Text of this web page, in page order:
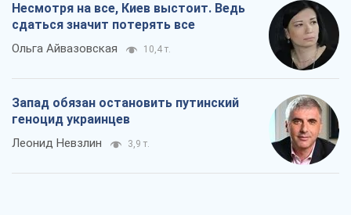
Несмотря на все, Киев выстоит. Ведь
сдаться значит потерять все
Ольга Айвазовская 10,4 т.
Запад обязан остановить путинский
геноцид украинцев
Леонид Невзлин 3,9 т.